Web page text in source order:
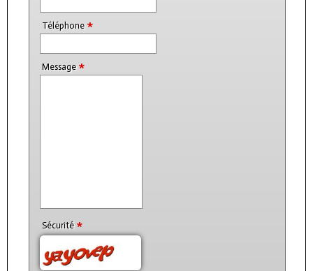
Téléphone *
Message *
Sécurité *